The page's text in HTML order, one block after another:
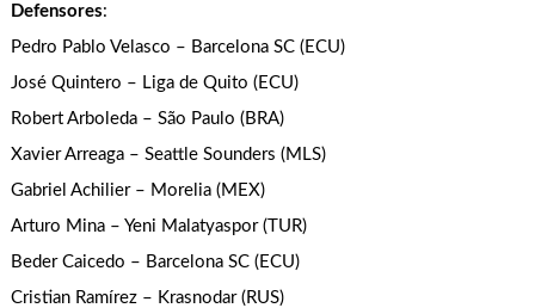
Defensores:
Pedro Pablo Velasco – Barcelona SC (ECU)
José Quintero – Liga de Quito (ECU)
Robert Arboleda – São Paulo (BRA)
Xavier Arreaga – Seattle Sounders (MLS)
Gabriel Achilier – Morelia (MEX)
Arturo Mina – Yeni Malatyaspor (TUR)
Beder Caicedo – Barcelona SC (ECU)
Cristian Ramírez – Krasnodar (RUS)